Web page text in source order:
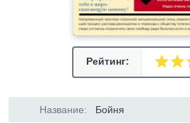
Рейтинг:
Название: Бойня